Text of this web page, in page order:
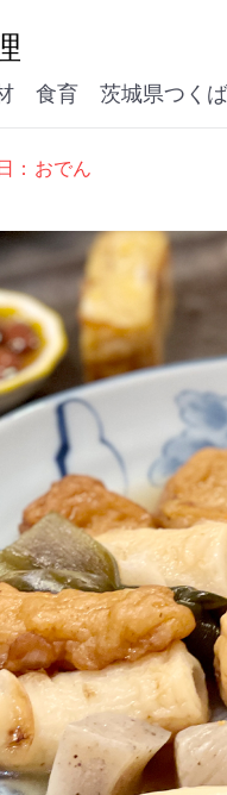
育 茨城県つくば
：おでん